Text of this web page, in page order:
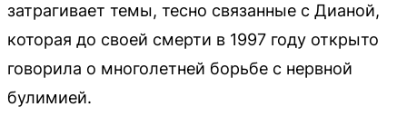
затрагивает темы, тесно связанные с Дианой,
которая до своей смерти в 1997 году открыто
говорила о многолетней борьбе с нервной
булимией.